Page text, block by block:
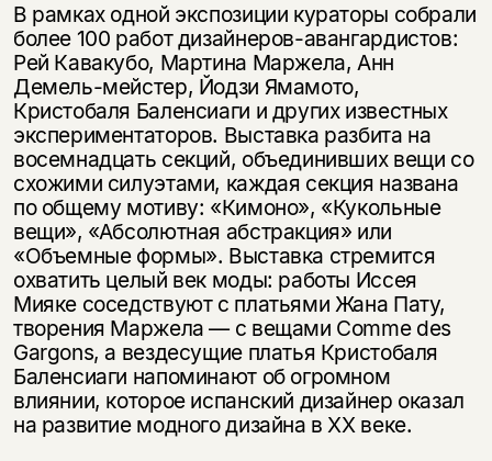
В рамках одной экспозиции кураторы собрали
более 100 работ дизайнеров-авангардистов:
Рей Кавакубо, Мартина Маржела, Анн
Демель-мейстер, Йодзи Ямамото,
Кристобаля Баленсиаги и других известных
экспериментаторов. Выставка разбита на
восемнадцать секций, объединивших вещи со
схожими силуэтами, каждая секция названа
по общему мотиву: «Кимоно», «Кукольные
вещи», «Абсолютная абстракция» или
«Объемные формы». Выставка стремится
охватить целый век моды: работы Иссея
Мияке соседствуют с платьями Жана Пату,
творения Маржела — с вещами Comme des
Gargons, а вездесущие платья Кристобаля
Баленсиаги напоминают об огромном
влиянии, которое испанский дизайнер оказал
на развитие модного дизайна в XX веке.